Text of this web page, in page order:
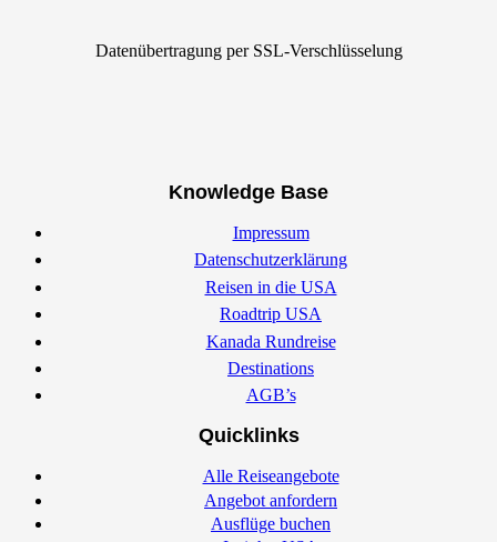
Datenübertragung per SSL-Verschlüsselung
Knowledge Base
Impressum
Datenschutzerklärung
Reisen in die USA
Roadtrip USA
Kanada Rundreise
Destinations
AGB’s
Quicklinks
Alle Reiseangebote
Angebot anfordern
Ausflüge buchen